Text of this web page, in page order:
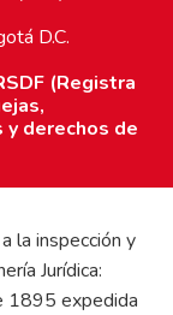
D.C.
(Registra
y derechos de
la inspección y
Jurídica:
1895 expedida